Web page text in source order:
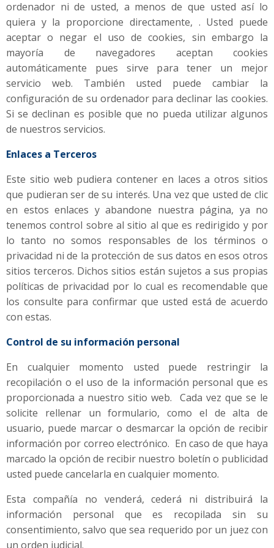
ordenador ni de usted, a menos de que usted así lo
quiera y la proporcione directamente, . Usted puede
aceptar o negar el uso de cookies, sin embargo la
mayoría de navegadores aceptan cookies
automáticamente pues sirve para tener un mejor
servicio web. También usted puede cambiar la
configuración de su ordenador para declinar las cookies.
Si se declinan es posible que no pueda utilizar algunos
de nuestros servicios.
Enlaces a Terceros
Este sitio web pudiera contener en laces a otros sitios
que pudieran ser de su interés. Una vez que usted de clic
en estos enlaces y abandone nuestra página, ya no
tenemos control sobre al sitio al que es redirigido y por
lo tanto no somos responsables de los términos o
privacidad ni de la protección de sus datos en esos otros
sitios terceros. Dichos sitios están sujetos a sus propias
políticas de privacidad por lo cual es recomendable que
los consulte para confirmar que usted está de acuerdo
con estas.
Control de su información personal
En cualquier momento usted puede restringir la
recopilación o el uso de la información personal que es
proporcionada a nuestro sitio web. Cada vez que se le
solicite rellenar un formulario, como el de alta de
usuario, puede marcar o desmarcar la opción de recibir
información por correo electrónico. En caso de que haya
marcado la opción de recibir nuestro boletín o publicidad
usted puede cancelarla en cualquier momento.
Esta compañía no venderá, cederá ni distribuirá la
información personal que es recopilada sin su
consentimiento, salvo que sea requerido por un juez con
un orden judicial.